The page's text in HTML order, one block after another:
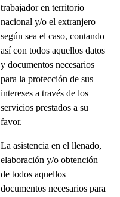
trabajador en territorio
nacional y/o el extranjero
según sea el caso, contando
así con todos aquellos datos
y documentos necesarios
para la protección de sus
intereses a través de los
servicios prestados a su
favor.
La asistencia en el llenado,
elaboración y/o obtención
de todos aquellos
documentos necesarios para